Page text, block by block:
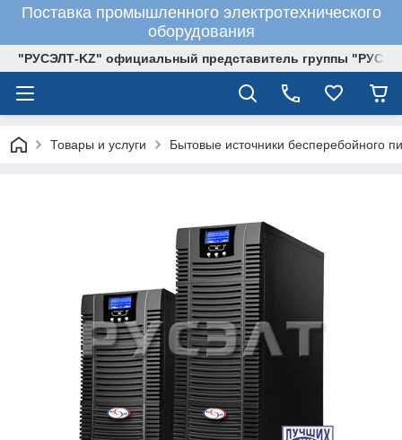
Поставка промышленного электротехнического
оборудования
"РУСЭЛТ-KZ" официальный представитель группы
Товары и услуги Бытовые источники бесперебойного